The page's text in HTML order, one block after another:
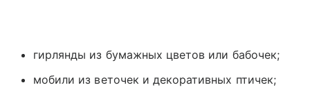
гирлянды из бумажных цветов или бабочек;
мобили из веточек и декоративных птичек;